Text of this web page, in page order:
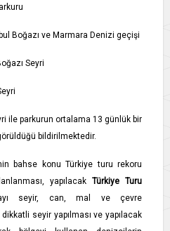
Boğazı ve Marmara Denizi geçişi
Seyri
ile parkurun ortalama 13 günlük bir
bildirilmektedir.
bahse konu Türkiye turu rekoru
yapılacak Türkiye Turu
seyir, can, mal ve çevre
seyir yapılması ve yapılacak